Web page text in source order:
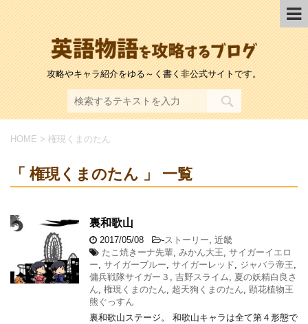
攻略やキャラ紹介をゆる～く書く非公式サイトです。
HOME > 権現くまのたん
「 権現くまのたん 」 一覧
裏和歌山
2017/05/08 -ストーリー, 近畿
たこ焼きーナ先輩, みかん大王, サイガーイエロ
ー, サイガーブルー, サイガーレッド, ジャバラ帝王,
傭兵戦隊サイガー３ , 吉野スライム, 夏の妖精白良さ
ん, 権現くまのたん, 超天狗くまのたん, 顕花植物王
熊ぐっすん
裏和歌山ステージ。 和歌山キャラは全て第４形態で